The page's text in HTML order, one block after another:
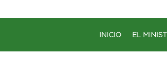
INICIO EL